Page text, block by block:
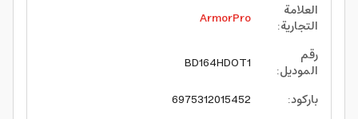
العلامة
التجارية:
ArmorPro
رقم
الموديل:
BD164HDOT1
باركود:
6975312015452